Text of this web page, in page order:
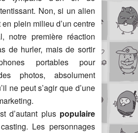
Non, si un alien
plein milieu d’un centre
notre première réaction
de hurler, mais de sortir
portables pour
photos, absolument
ne peut s’agir que d’une
d’autant plus populaire
Les personnages